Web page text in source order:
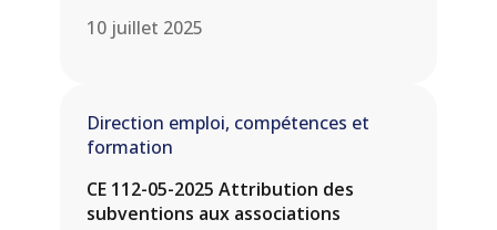
10 juillet 2025
Direction emploi, compétences et
formation
CE 112-05-2025 Attribution des
subventions aux associations